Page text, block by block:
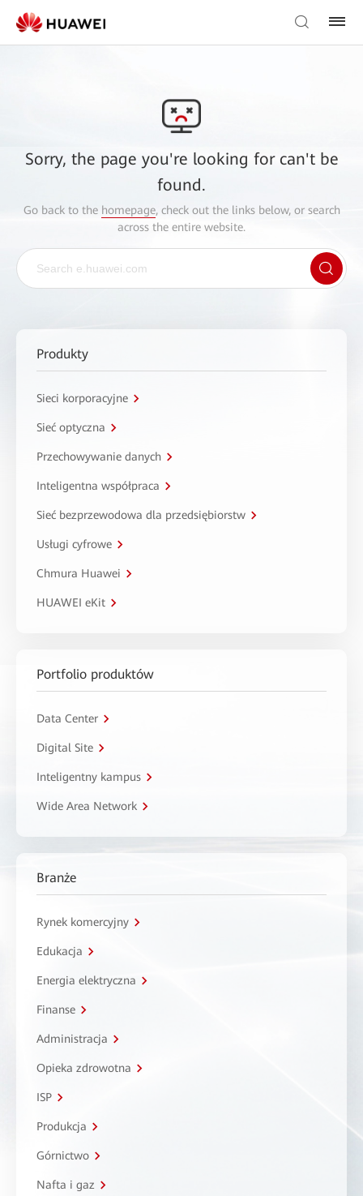
Sorry, the page you're looking for can't be
found.
Go back to the homepage, check out the links below, or search
across the entire website.
Produkty
Sieci korporacyjne
Sieć optyczna
Przechowywanie danych
Inteligentna współpraca
Sieć bezprzewodowa dla przedsiębiorstw
Usługi cyfrowe
Chmura Huawei
HUAWEI eKit
Portfolio produktów
Data Center
Digital Site
Inteligentny kampus
Wide Area Network
Branże
Rynek komercyjny
Edukacja
Energia elektryczna
Finanse
Administracja
Opieka zdrowotna
ISP
Produkcja
Górnictwo
Nafta i gaz